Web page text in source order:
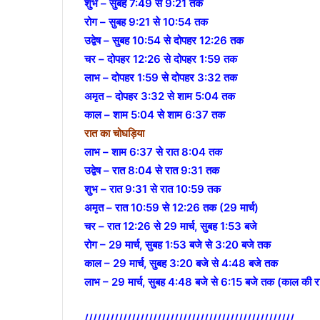
शुभ – सुबह 7:49 से 9:21 तक
रोग – सुबह 9:21 से 10:54 तक
उद्वेष – सुबह 10:54 से दोपहर 12:26 तक
चर – दोपहर 12:26 से दोपहर 1:59 तक
लाभ – दोपहर 1:59 से दोपहर 3:32 तक
अमृत – दोपहर 3:32 से शाम 5:04 तक
काल – शाम 5:04 से शाम 6:37 तक
रात का चोघड़िया
लाभ – शाम 6:37 से रात 8:04 तक
उद्वेष – रात 8:04 से रात 9:31 तक
शुभ – रात 9:31 से रात 10:59 तक
अमृत – रात 10:59 से 12:26 तक (29 मार्च)
चर – रात 12:26 से 29 मार्च, सुबह 1:53 बजे
रोग – 29 मार्च, सुबह 1:53 बजे से 3:20 बजे तक
काल – 29 मार्च, सुबह 3:20 बजे से 4:48 बजे तक
लाभ – 29 मार्च, सुबह 4:48 बजे से 6:15 बजे तक (काल की